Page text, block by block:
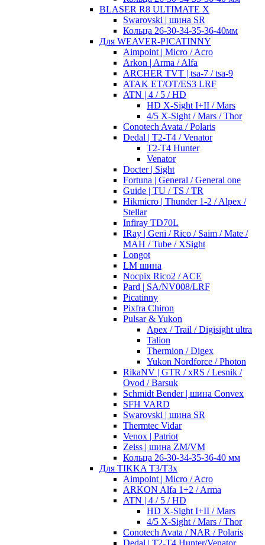
BLASER R8 ULTIMATE X
Swarovski | шина SR
Кольца 26-30-34-35-36-40мм
Для WEAVER-PICATINNY
Aimpoint | Micro / Acro
Arkon | Arma / Alfa
ARCHER TVT | tsa-7 / tsa-9
ATAK ET/OT/ES3 LRF
ATN | 4 / 5 / HD
HD X-Sight I+II / Mars
4/5 X-Sight / Mars / Thor
Conotech Avata / Polaris
Dedal | T2-T4 / Venator
T2-T4 Hunter
Venator
Docter | Sight
Fortuna | General / General one
Guide | TU / TS / TR
Hikmicro | Thunder 1-2 / Alpex /
Stellar
Infiray TD70L
IRay | Geni / Rico / Saim / Mate /
MAH / Tube / XSight
Longot
LM шина
Nocpix Rico2 / ACE
Pard | SA/NV008/LRF
Picatinny
Pixfra Chiron
Pulsar & Yukon
Apex / Trail / Digisight ultra
Talion
Thermion / Digex
Yukon Nordforce / Photon
RikaNV | GTR / xRS / Lesnik /
Ovod / Barsuk
Schmidt Bender | шина Convex
SFH VARD
Swarovski | шина SR
Thermtec Vidar
Venox | Patriot
Zeiss | шина ZM/VM
Кольца 26-30-34-35-36-40 мм
Для TIKKA T3/T3x
Aimpoint | Micro / Acro
ARKON Alfa 1+2 / Arma
ATN | 4 / 5 / HD
HD X-Sight I+II / Mars
4/5 X-Sight / Mars / Thor
Conotech Avata / NAR / Polaris
Dedal | T2-T4 Hunter/Venator